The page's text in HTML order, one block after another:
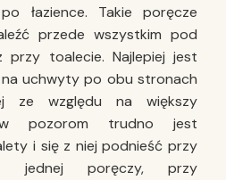
łazience. Takie poręcze
przede wszystkim pod
przy toalecie. Najlepiej jest
uchwyty po obu stronach
ze względu na większy
pozorom trudno jest
i się z niej podnieść przy
jednej poręczy, przy